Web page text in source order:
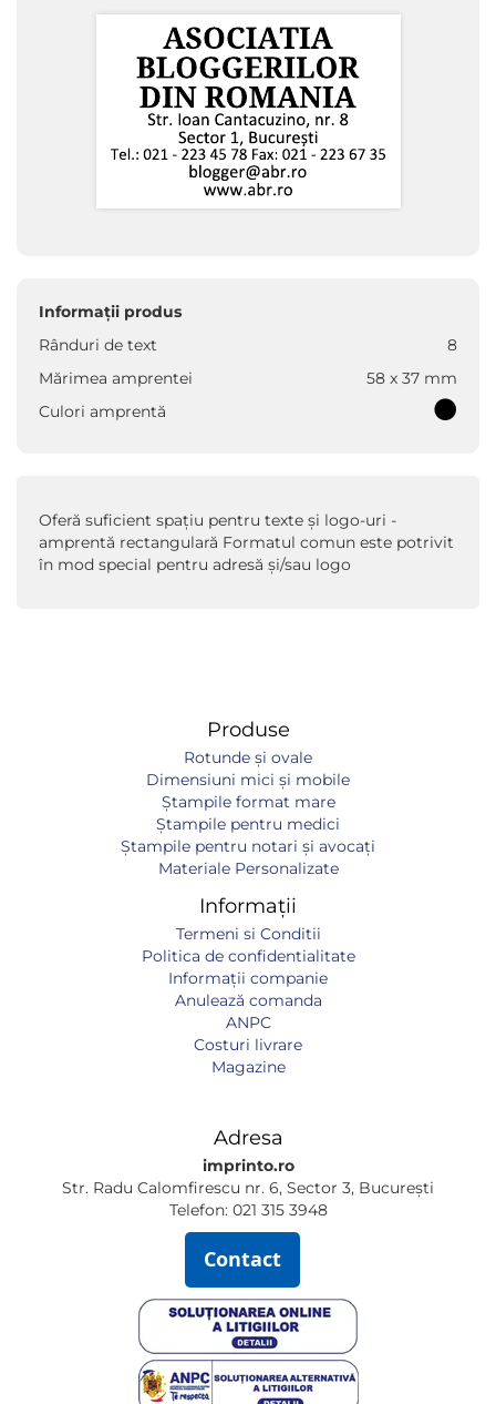
Informații produs
Rânduri de text
8
Mărimea amprentei
58 x 37 mm
Culori amprentă
Oferă suficient spaţiu pentru texte şi logo-uri -
amprentă rectangulară Formatul comun este potrivit
în mod special pentru adresă şi/sau logo
Produse
Rotunde și ovale
Dimensiuni mici și mobile
Ștampile format mare
Ștampile pentru medici
Ștampile pentru notari și avocați
Materiale Personalizate
Informații
Termeni si Conditii
Politica de confidentialitate
Informaţii companie
Anulează comanda
ANPC
Costuri livrare
Magazine
Adresa
imprinto.ro
Str. Radu Calomfirescu nr. 6, Sector 3, București
Telefon: 021 315 3948
Contact